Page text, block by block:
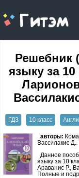
gitem.me
Решебник
языку за
ГДЗ 10 класс
авторы:
Вассилакис Д..
Данное
языку за 10
Араванис Р.,
Полные и